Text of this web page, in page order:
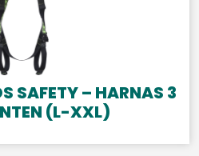
SAFETY – HARNAS 3
(L-XXL)